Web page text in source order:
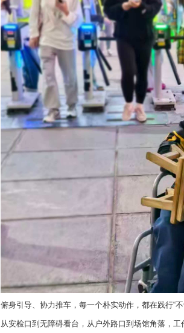
俯身引导、协力推车，每一个朴实动作，都在践行“
从安检口到无障碍看台，从户外路口到场馆角落，